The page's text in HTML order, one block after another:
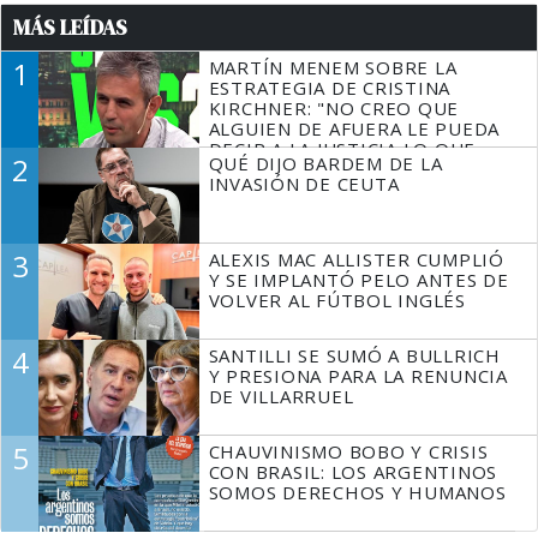
MÁS LEÍDAS
1
MARTÍN MENEM SOBRE LA
ESTRATEGIA DE CRISTINA
KIRCHNER: "NO CREO QUE
ALGUIEN DE AFUERA LE PUEDA
DECIR A LA JUSTICIA LO QUE
TIENE QUE HACER"
2
QUÉ DIJO BARDEM DE LA
INVASIÓN DE CEUTA
3
ALEXIS MAC ALLISTER CUMPLIÓ
Y SE IMPLANTÓ PELO ANTES DE
VOLVER AL FÚTBOL INGLÉS
4
SANTILLI SE SUMÓ A BULLRICH
Y PRESIONA PARA LA RENUNCIA
DE VILLARRUEL
5
CHAUVINISMO BOBO Y CRISIS
CON BRASIL: LOS ARGENTINOS
SOMOS DERECHOS Y HUMANOS